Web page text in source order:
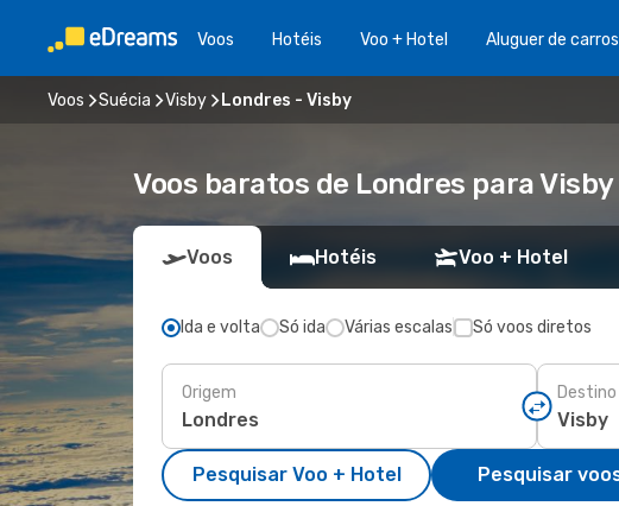
Voos Hotéis Voo + Hotel Aluguer de carros
Voos Suécia Visby Londres - Visby
Voos baratos de Londres para Visby
Voos Hotéis Voo + Hotel
Ida e volta Só ida Várias escalas Só voos diretos
Origem Destino
Pesquisar Voo + Hotel Pesquisar